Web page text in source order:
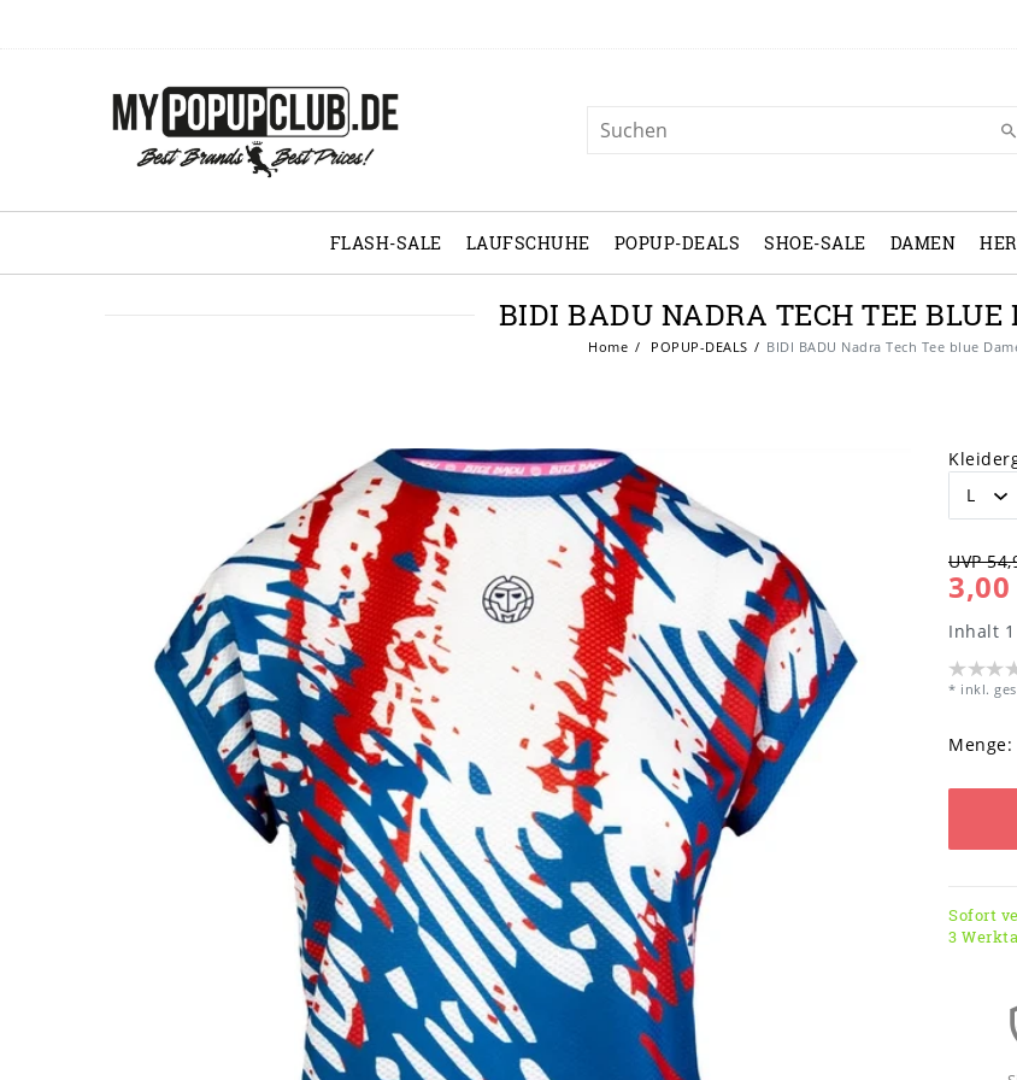
FLASH-SALE LAUFSCHUHE POPUP-DEALS SHOE-SALE DAMEN
BIDI BADU NADRA TECH TEE BLUE
Home POPUP-DEALS BIDI BADU Nadra Tech Tee blue
UVP
3,00
Inhalt 1
* inkl.
Menge:
Sofort
3